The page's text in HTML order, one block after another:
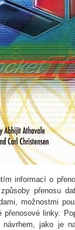
informací o
přenosu
možnostmi
přenosové linky.
jako je